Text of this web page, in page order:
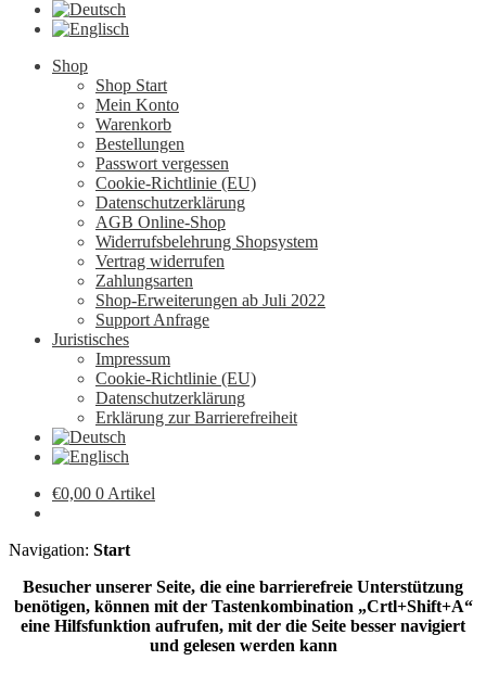
Shop
Shop Start
Mein Konto
Warenkorb
Bestellungen
Passwort vergessen
Cookie-Richtlinie (EU)
Datenschutzerklärung
AGB Online-Shop
Widerrufsbelehrung Shopsystem
Vertrag widerrufen
Zahlungsarten
Shop-Erweiterungen ab Juli 2022
Support Anfrage
Juristisches
Impressum
Cookie-Richtlinie (EU)
Datenschutzerklärung
Erklärung zur Barrierefreiheit
€0,00 0 Artikel
Navigation: Start
Besucher unserer Seite, die eine barrierefreie Unterstützung
benötigen, können mit der Tastenkombination „Crtl+Shift+A“
eine Hilfsfunktion aufrufen, mit der die Seite besser navigiert
und gelesen werden kann